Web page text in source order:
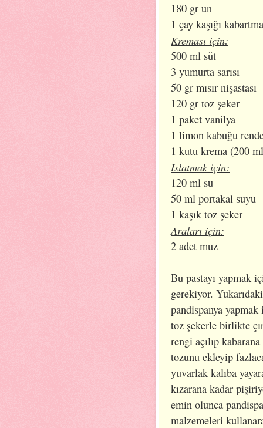
180 gr un
1 çay kaşığı
Kreması için:
500 ml süt
3 yumurta sarısı
50 gr mısır nişastası
120 gr toz şeker
1 paket vanilya
1 limon kabuğu
1 kutu krema (200
Islatmak için:
120 ml su
50 ml portakal suyu
1 kaşık toz şeker
Araları için:
2 adet muz
Bu pastayı yapmak
gerekiyor.
pandispanya
toz şekerle birlikte
rengi açılıp
tozunu ekleyip
yuvarlak kalıba
kızarana kadar
emin olunca
malzemeleri